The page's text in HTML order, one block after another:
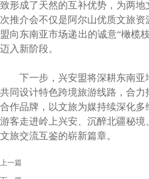
致形成了天然的互补优势，为两
次推介会不仅是阿尔山优质文旅
盟向东南亚市场递出的诚意“橄榄
迈入新阶段。
下一步，兴安盟将深耕东南亚
共同设计特色跨境旅游线路，合
合作品牌，以文旅为媒持续深化
游客走进岭上兴安、沉醉北疆秘
文旅交流互鉴的崭新篇章。
上一篇